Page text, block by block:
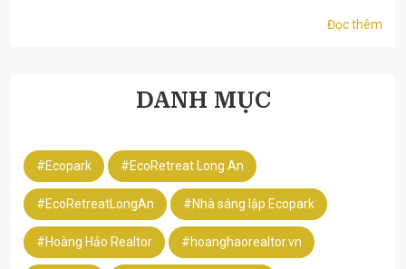
Đọc thêm
DANH MỤC
#Ecopark #EcoRetreat Long An
#EcoRetreatLongAn #Nhà sáng lập Ecopark
#Hoàng Hảo Realtor #hoanghaorealtor.vn